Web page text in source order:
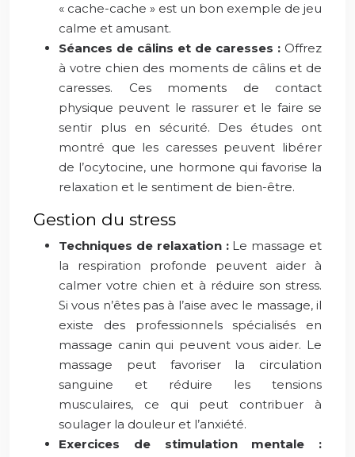
« cache-cache » est un bon exemple de jeu
calme et amusant.
Séances de câlins et de caresses : Offrez
à votre chien des moments de câlins et de
caresses. Ces moments de contact
physique peuvent le rassurer et le faire se
sentir plus en sécurité. Des études ont
montré que les caresses peuvent libérer
de l’ocytocine, une hormone qui favorise la
relaxation et le sentiment de bien-être.
Gestion du stress
Techniques de relaxation : Le massage et
la respiration profonde peuvent aider à
calmer votre chien et à réduire son stress.
Si vous n’êtes pas à l’aise avec le massage, il
existe des professionnels spécialisés en
massage canin qui peuvent vous aider. Le
massage peut favoriser la circulation
sanguine et réduire les tensions
musculaires, ce qui peut contribuer à
soulager la douleur et l’anxiété.
Exercices de stimulation mentale :